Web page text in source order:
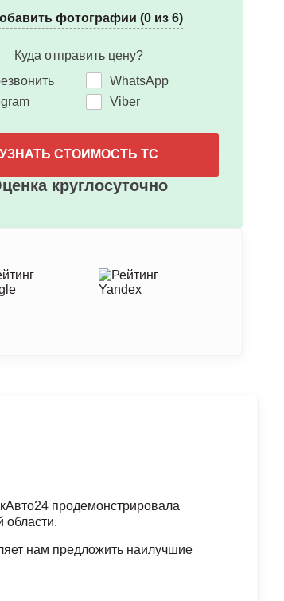
фотографии (0 из 6)
Куда отправить цену?
WhatsApp
Viber
УЗНАТЬ СТОИМОСТЬ ТС
круглосуточно
продемонстрировала
нам предложить наилучшие